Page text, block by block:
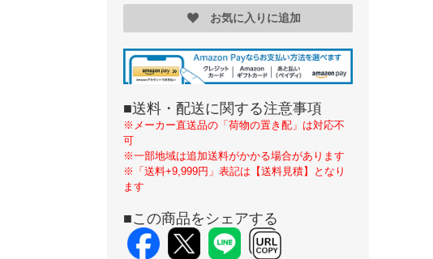
お気に入りに追加
■送料・配送に関する注意事項
※メーカー直送品の「荷物の置き配」は対応不
可
※一部地域は追加送料がかかる場合があります
※「送料+9,999円」表記は【送料見積】となり
ます
■この商品をシェアする